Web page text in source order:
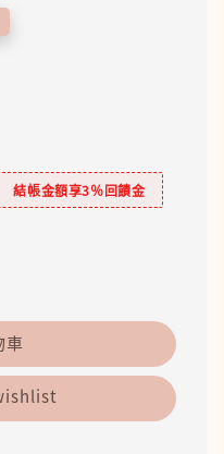
結帳金額享3％回饋金
車